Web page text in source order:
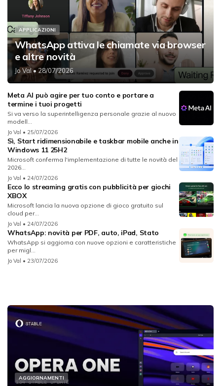
APPLICAZIONI
WhatsApp attiva le chiamate via browser
e altre novità
Jo Val• 28/07/2026
Meta AI può agire per tuo conto e portare a
termine i tuoi progetti
Si va verso la superintelligenza personale grazie al nuovo
modell...
Jo Val • 25/07/2026
Sì, Start ridimensionabile e taskbar mobile anche in
Windows 11 25H2
Microsoft conferma l'implementazione di tutte le novità del
2026...
Jo Val • 24/07/2026
Ecco lo streaming gratis con pubblicità per giochi
XBOX
Microsoft lancia la nuova opzione di gioco gratuito sul
cloud per...
Jo Val • 24/07/2026
WhatsApp: novità per PDF, auto, iPad, Stato
WhatsApp si aggiorna con nuove opzioni e caratteristiche
per migl...
Jo Val • 23/07/2026
AGGIORNAMENTI